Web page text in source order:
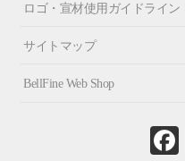
ロゴ・宣材使用ガイドライン
サイトマップ
BellFine Web Shop